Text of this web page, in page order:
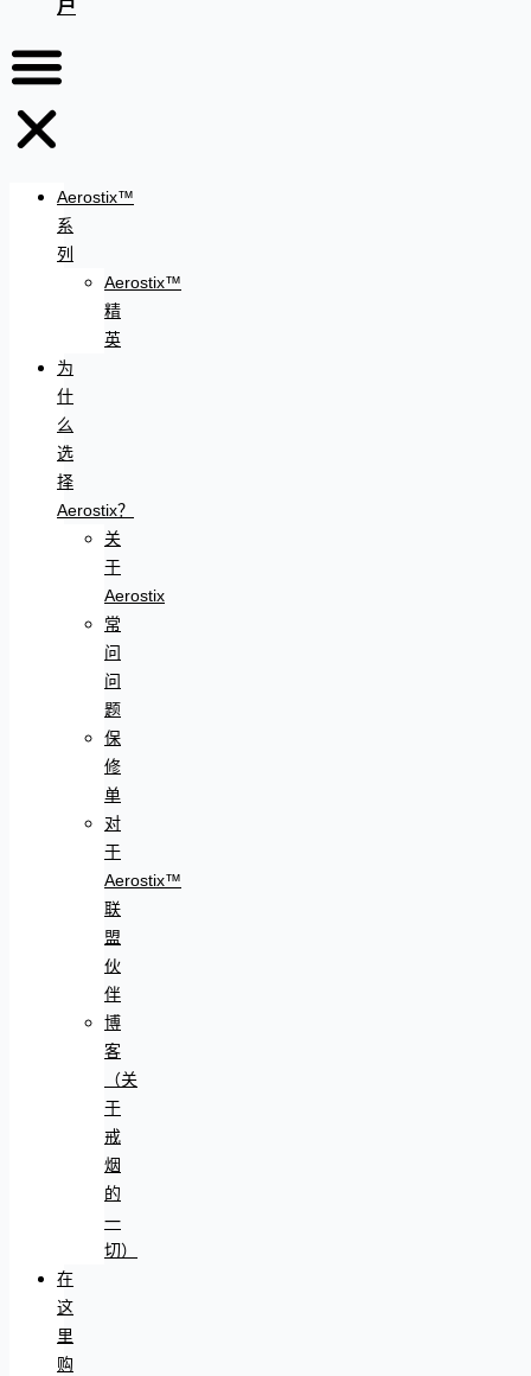
户
Aerostix™
系
列
Aerostix™
精
英
为
什
么
选
择
Aerostix？
关
于
Aerostix
常
问
问
题
保
修
单
对
于
Aerostix™
联
盟
伙
伴
博
客
（关
于
戒
烟
的
一
切）
在
这
里
购